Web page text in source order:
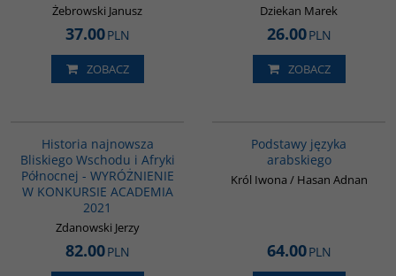
Żebrowski Janusz
37.00PLN
ZOBACZ
Dziekan Marek
26.00PLN
ZOBACZ
Historia najnowsza
Bliskiego Wschodu i Afryki
Północnej - WYRÓŻNIENIE
W KONKURSIE ACADEMIA
2021
Zdanowski Jerzy
82.00PLN
Podstawy języka
arabskiego
Król Iwona / Hasan Adnan
64.00PLN